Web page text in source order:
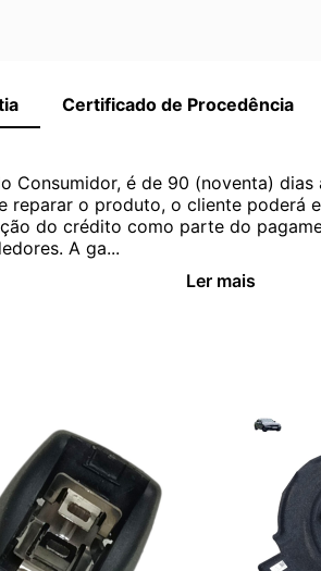
Certificado de Procedência
Consumidor, é de 90 (noventa)
o produto, o cliente poderá
do crédito como parte do
A ga...
Ler mais